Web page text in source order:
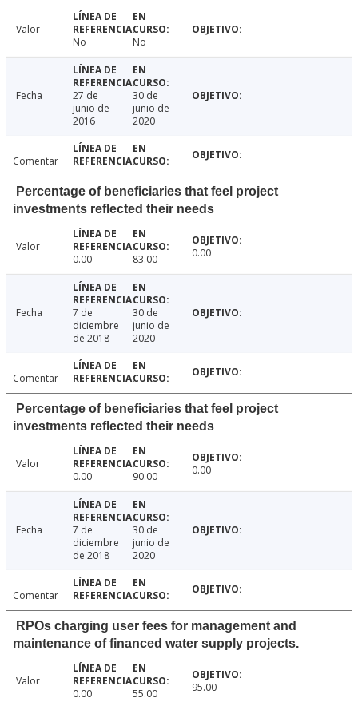
Valor
No
No
Fecha
27 de
junio de
2016
30 de
junio de
2020
Comentar
Percentage of beneficiaries that feel project
investments reflected their needs
Valor
0.00
83.00 0.00
Fecha
7 de
diciembre
de 2018
30 de
junio de
2020
Comentar
Percentage of beneficiaries that feel project
investments reflected their needs
Valor
0.00
90.00 0.00
Fecha
7 de
diciembre
de 2018
30 de
junio de
2020
Comentar
RPOs charging user fees for management and
maintenance of financed water supply projects.
Valor
0.00
55.00 95.00